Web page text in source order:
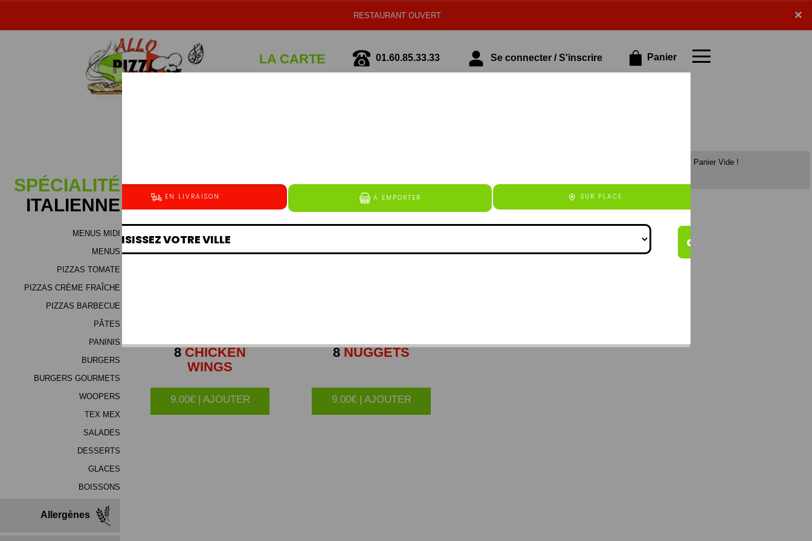
×
RESTAURANT OUVERT
LA CARTE 01.60.85.33.33 Se connecter / S'inscrire Panier
×
SPÉCIALITÉ
ITALIENNE
MENUS MIDI
MENUS
PIZZAS TOMATE
PIZZAS CRÈME FRAÎCHE
PIZZAS BARBECUE
PÂTES
PANINIS
BURGERS
BURGERS GOURMETS
WOOPERS
TEX MEX
SALADES
DESSERTS
GLACES
BOISSONS
Allergènes
TEX MEX
8CHICKEN
WINGS
9.00€ | AJOUTER
8NUGGETS
9.00€ | AJOUTER
Panier Vide !